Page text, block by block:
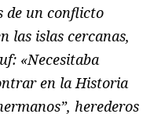
de un conflicto
las islas cercanas,
«Necesitaba
en la Historia
herederos